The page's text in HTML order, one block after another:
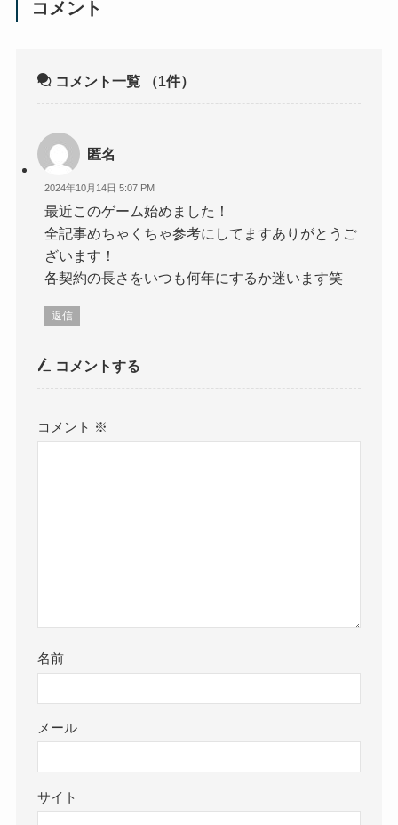
コメント
コメント一覧 （1件）
匿名
2024年10月14日 5:07 PM
最近このゲーム始めました！
全記事めちゃくちゃ参考にしてますありがとうご
ざいます！
各契約の長さをいつも何年にするか迷います笑
返信
コメントする
コメント ※
名前
メール
サイト